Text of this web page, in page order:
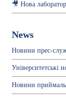
🎥 Нова
News
Новини прес-
Університетські
Новини